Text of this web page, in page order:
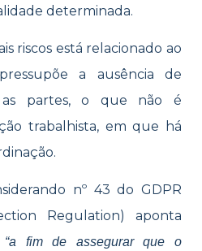
determinada.
riscos está relacionado ao
a ausência de
as partes, o que não é
trabalhista, em que há
nº 43 do GDPR
Regulation) aponta
“a fim de assegurar que o